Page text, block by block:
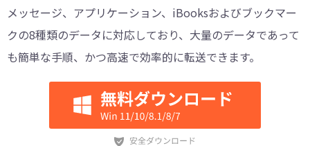
メッセージ、アプリケーション、iBooksおよびブックマー
クの8種類のデータに対応しており、大量のデータであって
も簡単な手順、かつ高速で効率的に転送できます。